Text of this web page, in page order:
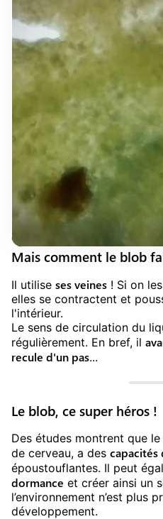
Mais comment le blob
Il utilise ses veines ! Si on
elles se contractent et
l'intérieur.
Le sens de circulation du
régulièrement. En bref, il
recule d'un pas...
Le blob, ce super héros !
Des études montrent que
de cerveau, a des capacités
époustouflantes. Il peut
dormance et créer ainsi un
l’environnement n’est plus
développement.